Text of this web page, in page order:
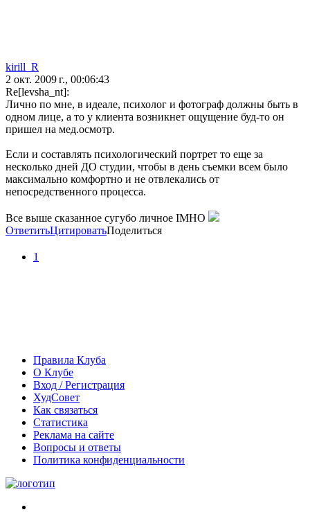
kirill_R
2 окт. 2009 г., 00:06:43
Re[levsha_nt]:
Лично по мне, в идеале, психолог и фотограф должны быть в
одном лице, а то у клиента возникнет ощущение буд-то он
пришел на мед.осмотр.
Если и составлять психологический портрет то еще за
несколько дней ДО студии, чтобы в день съемки всем было
максимально комфортно и не отвлекались от
непосредственного процесса.
Все выше сказанное сугубо личное IMHO
ОтветитьЦитироватьПоделиться
1
Правила Клуба
О Клубе
Вход / Регистрация
ХудСовет
Как связаться
Статистика
Реклама на сайте
Вопросы и ответы
Политика конфиденциальности